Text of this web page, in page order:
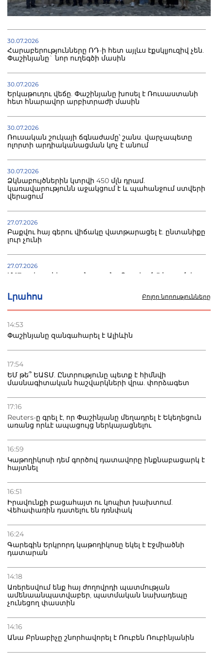
Լրահոս Բոլոր նորությունները
14:53
Փաշինյանը զանգահարել է Ալիևին
17:54
ԵՄ թե՞ ԵԱՏՄ. Ընտրությունը պետք է հիմնվի
մասնագիտական հաշվարկների վրա. փորձագետ
17:16
Reuters-ը գրել է, որ Փաշինյանը մեղադրել է Եկեղեցուն
առանց որևէ ապացույց ներկայացնելու
16:59
Կաթողիկոսի դեմ գործով դատավորը ինքնաբացարկ է
հայտնել
16:51
Իրավունքի բացահայտ ու կոպիտ խախտում.
Վեհափառին դատելու են դռնփակ
16:24
Գարեգին Երկրորդ կաթողիկոսը եկել է Էջմիածնի
դատարան
14:18
Առերեսվում ենք հայ ժողովրդի պատմության
ամենաանպատվաբեր, պատմական նախադեպը
չունեցող փաստին
14:16
Անա Բրնաբիչը շնորհավորել է Ռուբեն Ռուբինյանին
30.07.2026
Հարաբերությունները ՌԴ-ի հետ այլևս էքսկլյուզիվ չեն.
Փաշինյանը` նոր ուղեգծի մասին
30.07.2026
Երկաթուղու վեճը. Փաշինյանը խոսել է Ռուսաստանի
հետ հնարավոր արբիտրաժի մասին
30.07.2026
Ռուսական շուկայի ճգնաժամը՝ շանս. վարչապետը
ոլորտի արդիականացման կոչ է անում
30.07.2026
Ձկնաբույծներին կտրվի 450 մլն դրամ.
կառավարությունն աջակցում է և պահանջում ստվերի
վերացում
27.07.2026
Բաքվու հայ գերու վիճակը վատթարացել է. ընտանիքը
լուր չունի
27.07.2026
Մ-17 աշխարհի առաջնությունը Բաքվում. 5 հայ ըմբիշ
22.07.2026
տուժածներ կան
21.07.2026
Դատվածություն ունեցող միգրանտներին կարգելվի
բնակվել Ռուսաստանում
20.07.2026
Բաքվի բանտից գեներալ Մանուկյանը դիմել է
Փաշինյանին